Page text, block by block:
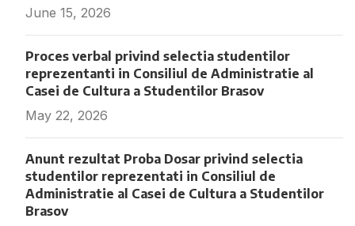
June 15, 2026
Proces verbal privind selectia studentilor
reprezentanti in Consiliul de Administratie al
Casei de Cultura a Studentilor Brasov
May 22, 2026
Anunt rezultat Proba Dosar privind selectia
studentilor reprezentati in Consiliul de
Administratie al Casei de Cultura a Studentilor
Brasov